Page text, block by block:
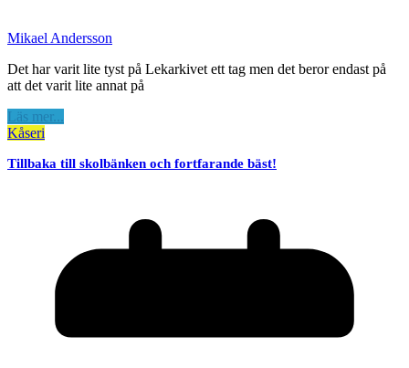
Mikael Andersson
Det har varit lite tyst på Lekarkivet ett tag men det beror endast på
att det varit lite annat på
Läs mer...
Kåseri
Tillbaka till skolbänken och fortfarande bäst!